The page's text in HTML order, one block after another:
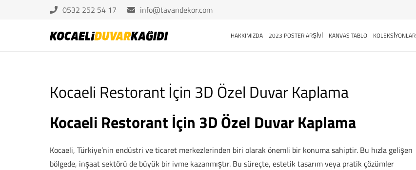
0532 252 54 17 info@tavandekor.com
HAKKIMIZDA 2023 POSTER ARŞİVİ KANVAS TABLO KOLEKSİYONLAR
Kocaeli Restorant İçin 3D Özel Duvar Kaplama
Kocaeli Restorant İçin 3D Özel Duvar Kaplama
Kocaeli, Türkiye’nin endüstri ve ticaret merkezlerinden biri olarak önemli bir konuma sahiptir. Bu hızla gelişen
bölgede, inşaat sektörü de büyük bir ivme kazanmıştır. Bu süreçte, estetik tasarım veya pratik çözümler